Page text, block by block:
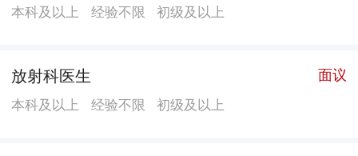
本科及以上 经验不限 初级及以上
放射科医生 面议
本科及以上 经验不限 初级及以上